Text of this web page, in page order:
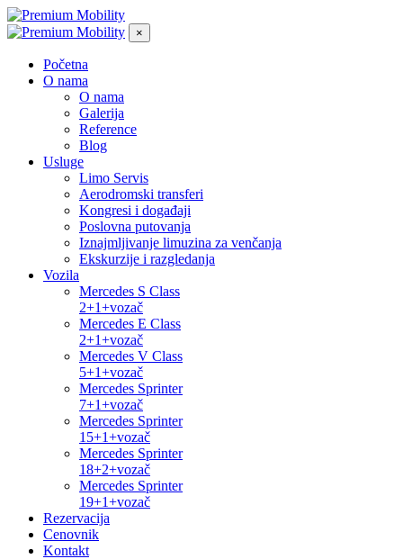
×
Početna
O nama
O nama
Galerija
Reference
Blog
Usluge
Limo Servis
Aerodromski transferi
Kongresi i događaji
Poslovna putovanja
Iznajmljivanje limuzina za venčanja
Ekskurzije i razgledanja
Vozila
Mercedes S Class
2+1+vozač
Mercedes E Class
2+1+vozač
Mercedes V Class
5+1+vozač
Mercedes Sprinter
7+1+vozač
Mercedes Sprinter
15+1+vozač
Mercedes Sprinter
18+2+vozač
Mercedes Sprinter
19+1+vozač
Rezervacija
Cenovnik
Kontakt